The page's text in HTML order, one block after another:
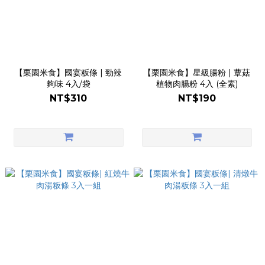
【栗園米食】國宴粄條 | 勁辣
夠味 4入/袋
NT$310
【栗園米食】星級腸粉 | 蕈菇
植物肉腸粉 4入 (全素)
NT$190